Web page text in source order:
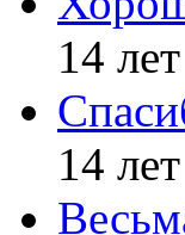
14
14